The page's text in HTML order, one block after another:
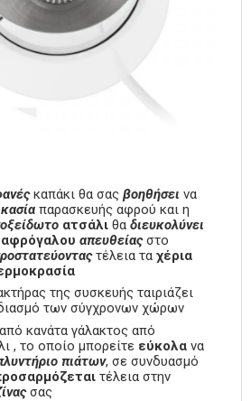
καπάκι θα σας βοηθήσει να
παρασκευής αφρού και η
ατσάλι θα διευκολύνει
αφρόγαλου απευθείας στο
τέλεια τα χέρια
της συσκευής ταιριάζει
των σύγχρονων χώρων
κανάτα γάλακτος από
, το οποίο μπορείτε εύκολα να
πιάτων, σε συνδυασμό
τέλεια στην
σας